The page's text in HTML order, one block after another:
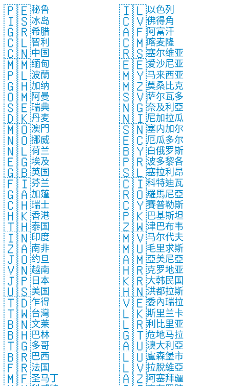
🇵🇪秘鲁
🇮🇸冰岛
🇬🇷希腊
🇨🇱智利
🇨🇳中国
🇲🇲缅甸
🇵🇱波蘭
🇬🇭加纳
🇴🇲阿曼
🇸🇪瑞典
🇩🇰丹麦
🇲🇴澳門
🇳🇴挪威
🇳🇱荷兰
🇪🇬埃及
🇬🇧英国
🇫🇮芬兰
🇬🇦加蓬
🇨🇭瑞士
🇭🇰香港
🇹🇭泰国
🇮🇳印度
🇿🇦南非
🇯🇴约旦
🇻🇳越南
🇯🇵日本
🇺🇸美国
🇹🇩乍得
🇹🇼台灣
🇧🇳文莱
🇧🇭巴林
🇹🇬多哥
🇧🇷巴西
🇫🇷法国
🇲🇫圣马丁
🇮🇱以色列
🇨🇻佛得角
🇦🇫阿富汗
🇨🇲喀麦隆
🇷🇸塞尔维亚
🇪🇪爱沙尼亚
🇲🇾马来西亚
🇲🇿莫桑比克
🇸🇻萨尔瓦多
🇳🇬奈及利亞
🇳🇮尼加拉瓜
🇸🇳塞内加尔
🇪🇨厄瓜多尔
🇧🇾白俄罗斯
🇵🇷波多黎各
🇸🇱塞拉利昂
🇨🇮科特迪瓦
🇷🇴羅馬尼亞
🇨🇾賽普勒斯
🇵🇰巴基斯坦
🇿🇼津巴布韦
🇲🇻马尔代夫
🇲🇺毛里求斯
🇦🇲亞美尼亞
🇭🇷克罗地亚
🇰🇷大韩民国
🇭🇳洪都拉斯
🇻🇪委內瑞拉
🇱🇰斯里兰卡
🇱🇷利比里亚
🇬🇹危地马拉
🇦🇺澳大利亞
🇱🇺盧森堡市
🇱🇻拉脫維亞
🇦🇿阿塞拜疆